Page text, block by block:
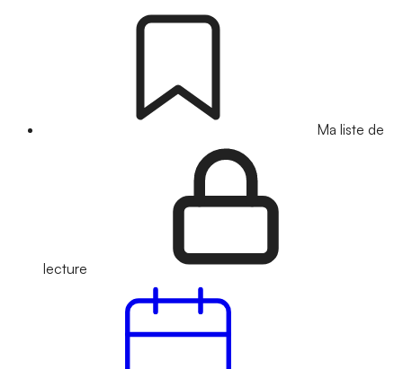
Ma liste de
lecture